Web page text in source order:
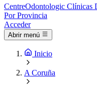
CentreOdontologic Clínicas
Por Provincia
Acceder
Abrir menú
Inicio
A Coruña